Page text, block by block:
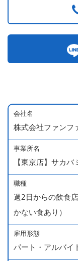
会社名
株式会社ファンフ
事業所名
【東京店】サカバ
職種
週2日からの飲食
かない食あり）
雇用形態
パート・アルバイ